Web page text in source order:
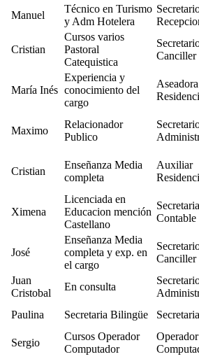
Manuel
Técnico en Turismo
y Adm Hotelera
Cristian
Cursos varios
Pastoral
Catequistica
Canciller
María Inés
Experiencia y
conocimiento del
cargo
Aseadora
Maximo
Relacionador
Publico
Cristian
Enseñanza Media
completa
Auxiliar
Ximena
Licenciada en
Educacion mención
Castellano
Secretaria
Contable
José
Enseñanza Media
completa y exp. en
el cargo
Canciller
Juan
Cristobal
En consulta
Paulina Secretaria Bilingüe Secretaria
Sergio
Cursos Operador
Computador